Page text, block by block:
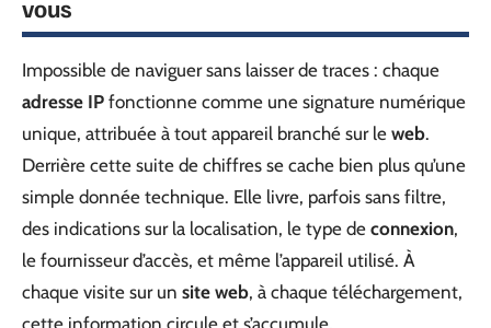
vous
Impossible de naviguer sans laisser de traces : chaque
adresse IP fonctionne comme une signature numérique
unique, attribuée à tout appareil branché sur le web.
Derrière cette suite de chiffres se cache bien plus qu’une
simple donnée technique. Elle livre, parfois sans filtre,
des indications sur la localisation, le type de connexion,
le fournisseur d’accès, et même l’appareil utilisé. À
chaque visite sur un site web, à chaque téléchargement,
cette information circule et s’accumule.